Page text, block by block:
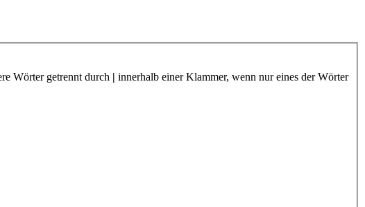
Wörter getrennt durch | innerhalb einer Klammer, wenn nur eines der Wörter